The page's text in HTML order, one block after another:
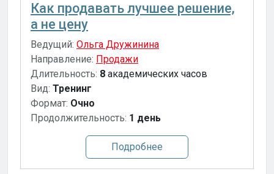
Как продавать лучшее решение,
а не цену
Ведущий: Ольга Дружинина
Направление: Продажи
Длительность: 8 академических часов
Вид: Тренинг
Формат: Очно
Продолжительность: 1 день
Подробнее